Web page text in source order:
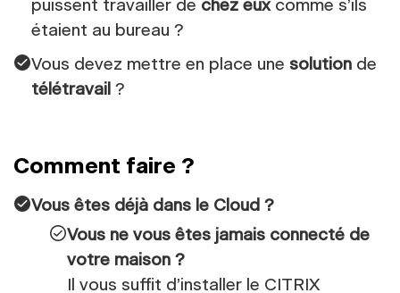
puissent travailler de chez euxcomme s’ils
étaient au bureau ?
Vous devez mettre en place une solution de
télétravail ?
Comment faire ?
Vous êtes déjà dans le Cloud ?
Vous ne vous êtes jamais connecté de
votre maison ?
Il vous suffit d’installer le CITRIX